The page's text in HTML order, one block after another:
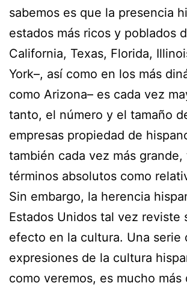
sabemos es que la presencia
estados más ricos y poblados
California, Texas, Florida,
York–, así como en los más
como Arizona– es cada vez
tanto, el número y el tamaño
empresas propiedad de
también cada vez más
términos absolutos como
Sin embargo, la herencia
Estados Unidos tal vez reviste
efecto en la cultura. Una serie
expresiones de la cultura
como veremos, es mucho más